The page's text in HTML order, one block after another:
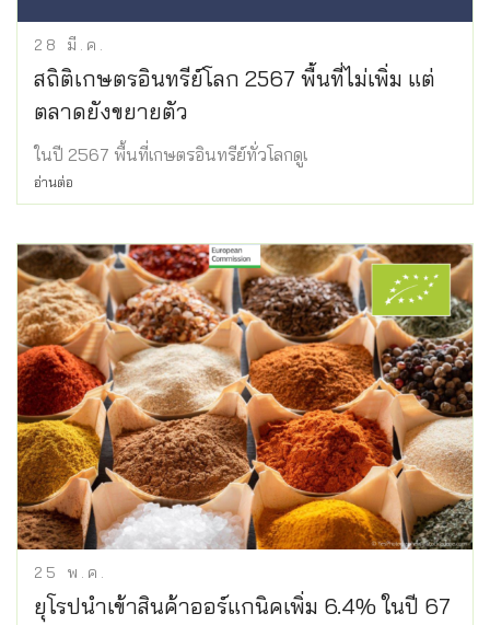
28 มี.ค.
สถิติเกษตรอินทรีย์โลก 2567 พื้นที่ไม่เพิ่ม แต่
ตลาดยังขยายตัว
ในปี 2567 พื้นที่เกษตรอินทรีย์ทั่วโลกดูเ
อ่านต่อ
25 พ.ค.
ยุโรปนำเข้าสินค้าออร์แกนิคเพิ่ม 6.4% ในปี 67